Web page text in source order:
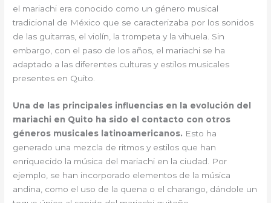
el mariachi era conocido como un género musical
tradicional de México que se caracterizaba por los sonidos
de las guitarras, el violín, la trompeta y la vihuela. Sin
embargo, con el paso de los años, el mariachi se ha
adaptado a las diferentes culturas y estilos musicales
presentes en Quito.
Una de las principales influencias en la evolución del
mariachi en Quito ha sido el contacto con otros
géneros musicales latinoamericanos. Esto ha
generado una mezcla de ritmos y estilos que han
enriquecido la música del mariachi en la ciudad. Por
ejemplo, se han incorporado elementos de la música
andina, como el uso de la quena o el charango, dándole un